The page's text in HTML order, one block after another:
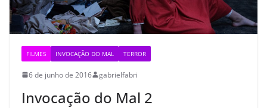
FILMES INVOCAÇÃO DO MAL TERROR
6 de junho de 2016 gabrielfabri
Invocação do Mal 2